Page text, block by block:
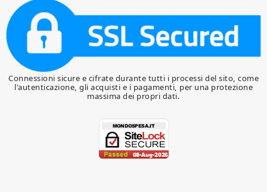
Connessioni sicure e cifrate durante tutti i processi del sito, come
l'autenticazione, gli acquisti e i pagamenti, per una protezione
massima dei propri dati.